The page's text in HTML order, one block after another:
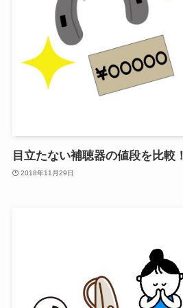
目立たない補聴器の値段を比較！
2018年11月29日